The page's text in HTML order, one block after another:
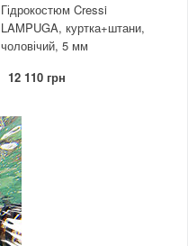
Гідрокостюм Cressi
LAMPUGA, куртка+штани,
чоловічий, 5 мм
12 110 грн